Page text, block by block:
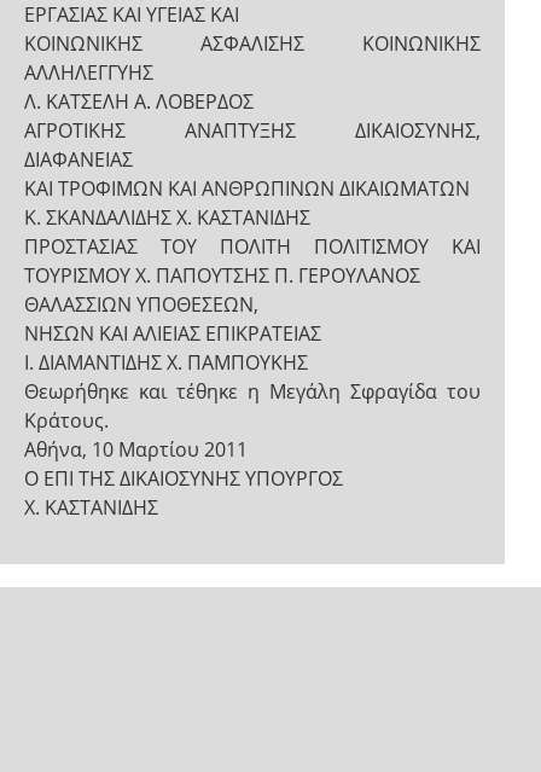
ΕΡΓΑΣΙΑΣ ΚΑΙ ΥΓΕΙΑΣ ΚΑΙ
ΚΟΙΝΩΝΙΚΗΣ ΑΣΦΑΛΙΣΗΣ ΚΟΙΝΩΝΙΚΗΣ
ΑΛΛΗΛΕΓΓΥΗΣ
Λ. ΚΑΤΣΕΛΗ Α. ΛΟΒΕΡΔΟΣ
ΑΓΡΟΤΙΚΗΣ ΑΝΑΠΤΥΞΗΣ ΔΙΚΑΙΟΣΥΝΗΣ,
ΔΙΑΦΑΝΕΙΑΣ
ΚΑΙ ΤΡΟΦΙΜΩΝ ΚΑΙ ΑΝΘΡΩΠΙΝΩΝ ΔΙΚΑΙΩΜΑΤΩΝ
Κ. ΣΚΑΝΔΑΛΙΔΗΣ Χ. ΚΑΣΤΑΝΙΔΗΣ
ΠΡΟΣΤΑΣΙΑΣ ΤΟΥ ΠΟΛΙΤΗ ΠΟΛΙΤΙΣΜΟΥ ΚΑΙ
ΤΟΥΡΙΣΜΟΥ Χ. ΠΑΠΟΥΤΣΗΣ Π. ΓΕΡΟΥΛΑΝΟΣ
ΘΑΛΑΣΣΙΩΝ ΥΠΟΘΕΣΕΩΝ,
ΝΗΣΩΝ ΚΑΙ ΑΛΙΕΙΑΣ ΕΠΙΚΡΑΤΕΙΑΣ
Ι. ΔΙΑΜΑΝΤΙΔΗΣ Χ. ΠΑΜΠΟΥΚΗΣ
Θεωρήθηκε και τέθηκε η Μεγάλη Σφραγίδα του
Κράτους.
Αθήνα, 10 Μαρτίου 2011
Ο ΕΠΙ ΤΗΣ ΔΙΚΑΙΟΣΥΝΗΣ ΥΠΟΥΡΓΟΣ
Χ. ΚΑΣΤΑΝΙΔΗΣ